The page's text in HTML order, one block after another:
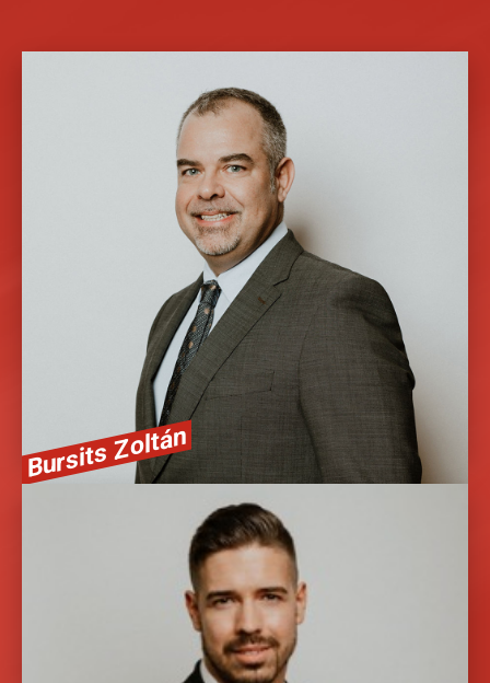
Bursits Zoltán
13 éves szakmai tapasztakattal és négy nyelven állok az
ügyfelek rendelkezésére.
36302112770
Élsportolóhoz méltó fegyelmezettséggel építem az üzleti
csapatomat és egy személyi edző tudatosságával fejlesztem a
kollégáimat.Számomra csak a legjobb elfogadható!